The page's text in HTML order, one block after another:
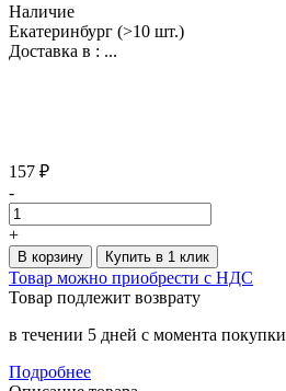
Наличие
Екатеринбург (>10 шт.)
Доставка в : ...
157 ₽
-
+
В корзину Купить в 1 клик
Товар можно приобрести с НДС
Товар подлежит возврату
в течении 5 дней с момента покупки
Подробнее